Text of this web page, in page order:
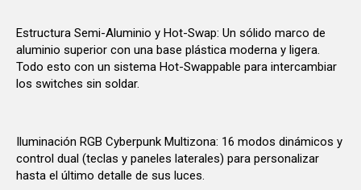
Estructura Semi-Aluminio y Hot-Swap: Un sólido marco de
aluminio superior con una base plástica moderna y ligera.
Todo esto con un sistema Hot-Swappable para intercambiar
los switches sin soldar.
Iluminación RGB Cyberpunk Multizona: 16 modos dinámicos y
control dual (teclas y paneles laterales) para personalizar
hasta el último detalle de sus luces.